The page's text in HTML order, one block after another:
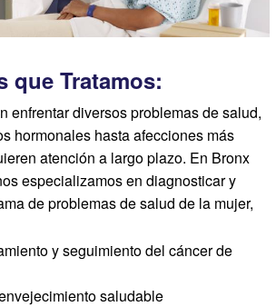
que Tratamos:
enfrentar diversos problemas de salud,
hormonales hasta afecciones más
atención a largo plazo. En Bronx
especializamos en diagnosticar y
de problemas de salud de la mujer,
y seguimiento del cáncer de
saludable